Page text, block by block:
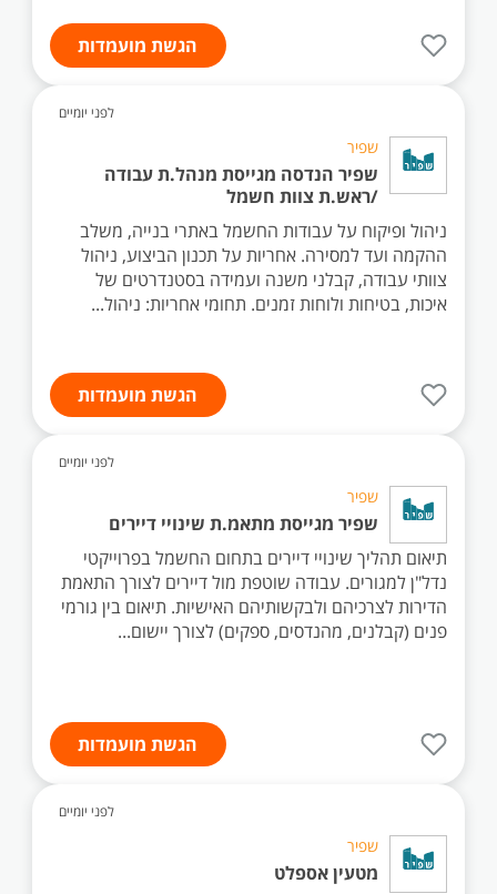
הגשת מועמדות
לפני יומיים
שפיר
שפיר הנדסה מגייסת מנהל.ת עבודה
/ראש.ת צוות חשמל
ניהול ופיקוח על עבודות החשמל באתרי בנייה, משלב
ההקמה ועד למסירה. אחריות על תכנון הביצוע, ניהול
צוותי עבודה, קבלני משנה ועמידה בסטנדרטים של
איכות, בטיחות ולוחות זמנים. תחומי אחריות: ניהול...
הגשת מועמדות
לפני יומיים
שפיר
שפיר מגייסת מתאמ.ת שינויי דיירים
תיאום תהליך שינויי דיירים בתחום החשמל בפרוייקטי
נדל"ן למגורים. עבודה שוטפת מול דיירים לצורך התאמת
הדירות לצרכיהם ולבקשותיהם האישיות. תיאום בין גורמי
פנים (קבלנים, מהנדסים, ספקים) לצורך יישום...
הגשת מועמדות
לפני יומיים
שפיר
מטעין אספלט